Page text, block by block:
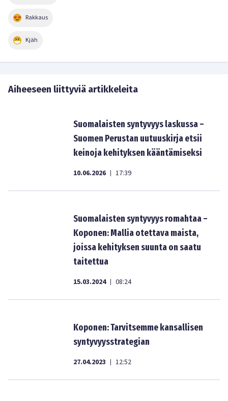
Rakkaus
Kjäh
Aiheeseen liittyviä artikkeleita
Suomalaisten syntyvyys laskussa –
Suomen Perustan uutuuskirja etsii
keinoja kehityksen kääntämiseksi
10.06.2026 | 17:39
Suomalaisten syntyvyys romahtaa –
Koponen: Mallia otettava maista,
joissa kehityksen suunta on saatu
taitettua
15.03.2024 | 08:24
Koponen: Tarvitsemme kansallisen
syntyvyysstrategian
27.04.2023 | 12:52